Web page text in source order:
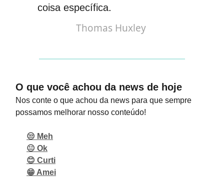
coisa específica.
Thomas Huxley
O que você achou da news de hoje
Nos conte o que achou da news para que sempre
possamos melhorar nosso conteúdo!
😒 Meh
😐 Ok
😊 Curti
😁 Amei